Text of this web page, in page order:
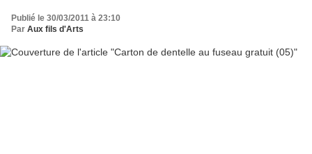
Publié le 30/03/2011 à 23:10
Par Aux fils d'Arts